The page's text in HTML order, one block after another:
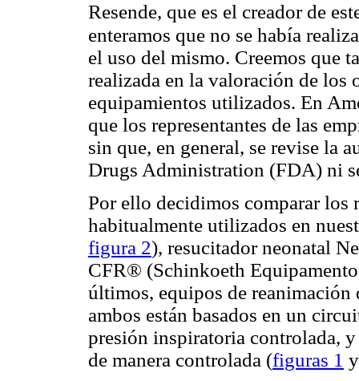
Resende, que es el creador de
enteramos que no se había
el uso del mismo. Creemos que
realizada en la valoración de los
equipamientos utilizados. En
que los representantes de las
sin que, en general, se revise la
Drugs Administration (FDA) ni
Por ello decidimos comparar los
habitualmente utilizados en
figura 2), resucitador neonatal
CFR® (Schinkoeth
últimos, equipos de
ambos están basados en un
presión inspiratoria controlada,
de manera controlada (figuras 1